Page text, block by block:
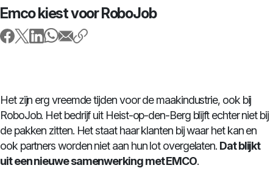
Emco kiest voor RoboJob
Het zijn erg vreemde tijden voor de maakindustrie, ook bij
RoboJob. Het bedrijf uit Heist-op-den-Berg blijft echter niet bij
de pakken zitten. Het staat haar klanten bij waar het kan en
ook partners worden niet aan hun lot overgelaten. Dat blijkt
uit een nieuwe samenwerking met EMCO.